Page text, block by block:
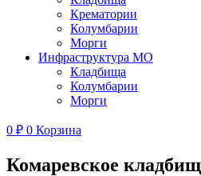
Крематории
Колумбарии
Морги
Инфраструктура МО
Кладбища
Колумбарии
Морги
0 ₽ 0 Корзина
Комаревское